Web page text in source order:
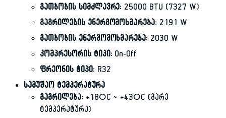
გათბობის სიმძლავრე: 25000 BTU (7327 W)
გაგრილების ენერგომოხმარება: 2191 W
გათბობის ენერგომოხმარება: 2030 W
კომპრესორის ტიპი:On-Off
ფრეონის ტიპი:R32
სამუშაო ტემპერატურა
გაგრილება:+18°C ~ +43°C (გარე
ტემპერატურა)